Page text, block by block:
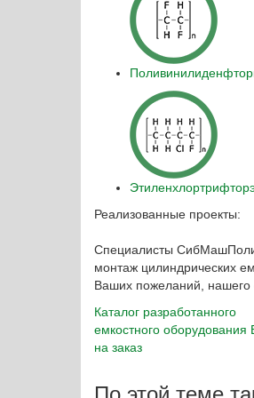
Реализованные проекты:
Специалисты
монтаж цилиндрических
Ваших пожеланий, нашего
Каталог разработанного
емкостного оборудования
на заказ